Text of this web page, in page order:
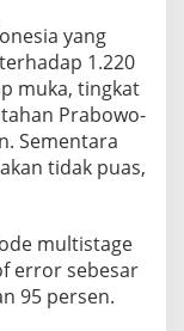
yang
1.220
muka, tingkat
Prabowo-
Sementara
tidak puas,
multistage
error sebesar
95 persen.